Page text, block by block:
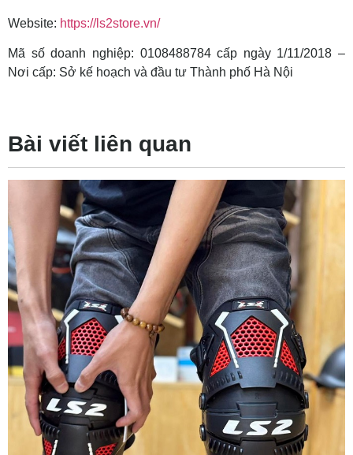
Website: https://ls2store.vn/
Mã số doanh nghiệp: 0108488784 cấp ngày 1/11/2018 –
Nơi cấp: Sở kế hoạch và đầu tư Thành phố Hà Nội
Bài viết liên quan